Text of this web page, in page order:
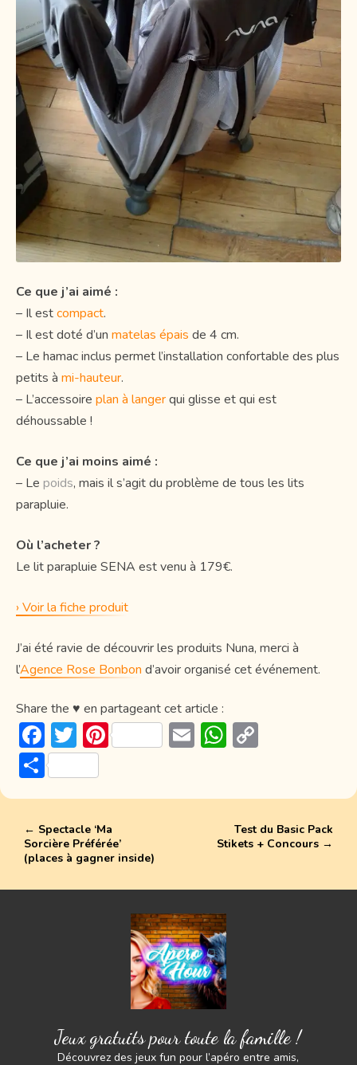
Ce que j’ai aimé :
– Il estcompact.
– Il est doté d’un matelas épais de 4 cm.
– Le hamac inclus permet l’installation confortable des plus
petits à mi-hauteur.
– L’accessoire plan à langerqui glisse et qui est
déhoussable !
Ce que j’ai moins aimé :
– Le poids, mais il s’agit du problème de tous les lits
parapluie.
Où l’acheter ?
Le lit parapluie SENA est venu à 179€.
› Voir la fiche produit
J’ai été ravie de découvrir les produits Nuna, merci à
l’Agence Rose Bonbon d’avoir organisé cet événement.
Share the ♥ en partageant cet article :
F
ac
e
o
ok
T
w
itt
Pi
st
E W
A
p
Li
k
P
ar
g
er
← Spectacle ‘Ma
Sorcière Préférée’
(places à gagner inside)
Test du Basic Pack
Stikets + Concours →
Jeux gratuits pour toute la famille !
Découvrez des jeux fun pour l’apéro entre amis,